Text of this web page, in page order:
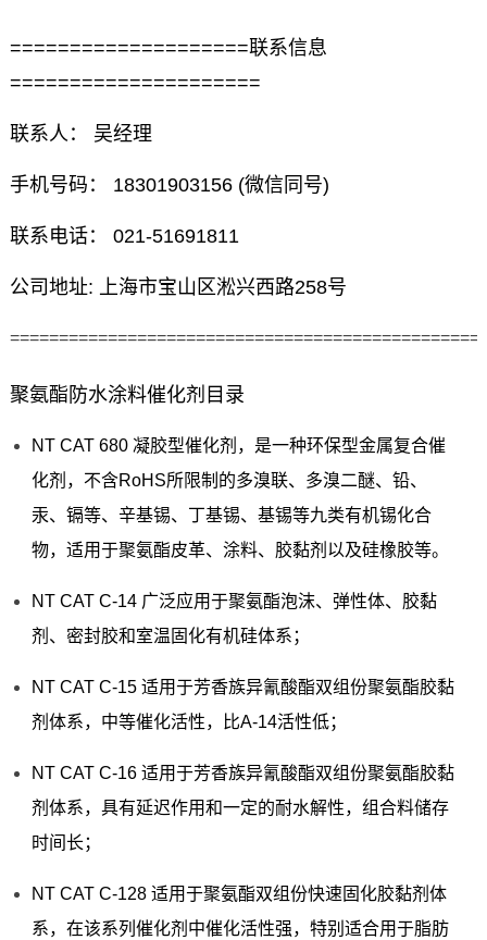
====================联系信息
=====================
联系人： 吴经理
手机号码： 18301903156 (微信同号)
联系电话： 021-51691811
公司地址: 上海市宝山区淞兴西路258号
聚氨酯防水涂料催化剂目录
NT CAT 680 凝胶型催化剂，是一种环保型金属复合催
化剂，不含RoHS所限制的多溴联、多溴二醚、铅、
汞、镉等、辛基锡、丁基锡、基锡等九类有机锡化合
物，适用于聚氨酯皮革、涂料、胶黏剂以及硅橡胶等。
NT CAT C-14 广泛应用于聚氨酯泡沫、弹性体、胶黏
剂、密封胶和室温固化有机硅体系；
NT CAT C-15 适用于芳香族异氰酸酯双组份聚氨酯胶黏
剂体系，中等催化活性，比A-14活性低；
NT CAT C-16 适用于芳香族异氰酸酯双组份聚氨酯胶黏
剂体系，具有延迟作用和一定的耐水解性，组合料储存
时间长；
NT CAT C-128 适用于聚氨酯双组份快速固化胶黏剂体
系，在该系列催化剂中催化活性强，特别适合用于脂肪